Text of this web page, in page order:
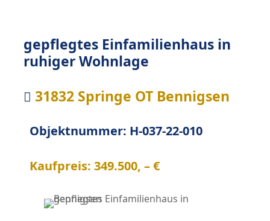
gepflegtes Einfamilienhaus in
ruhiger Wohnlage
 31832 Springe OT Bennigsen
Objektnummer: H-037-22-010
Kaufpreis: 349.500, – €